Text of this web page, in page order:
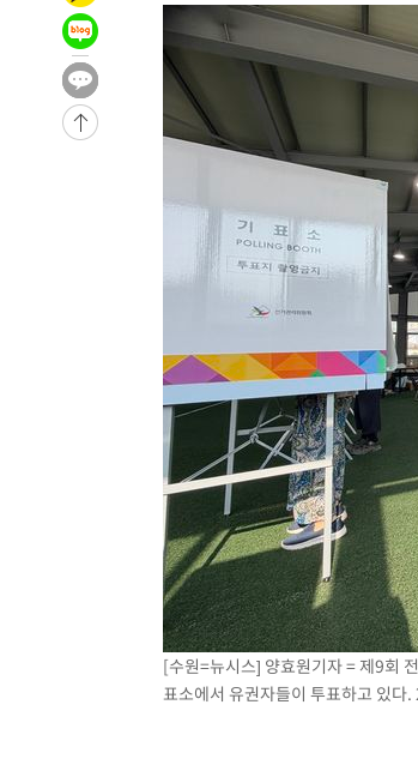
[수원=뉴시스] 양효원기자 = 제9회
표소에서 유권자들이 투표하고 있다